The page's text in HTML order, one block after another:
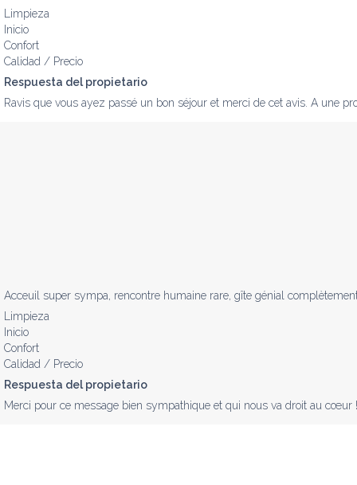
Limpieza
Inicio
Confort
Calidad / Precio
Respuesta del propietario
Ravis que vous ayez passé un bon séjour et merci de cet avis. A une
Acceuil super sympa, rencontre humaine rare, gîte génial
Limpieza
Inicio
Confort
Calidad / Precio
Respuesta del propietario
Merci pour ce message bien sympathique et qui nous va droit au cœur